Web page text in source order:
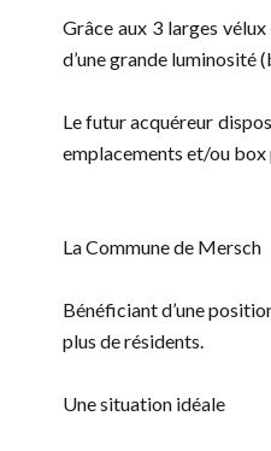
Grâce aux 3 larges
d’une grande luminosité
Le futur acquéreur
emplacements et/ou box
La Commune de Mersch
Bénéficiant d’une
plus de résidents.
Une situation idéale